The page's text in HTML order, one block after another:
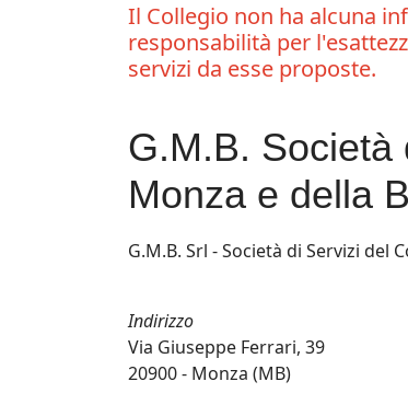
Il Collegio non ha alcuna
responsabilità per
servizi da esse proposte.
G.M.B. Società
Monza e della
G.M.B. Srl - Società di Servizi del
Indirizzo
Via Giuseppe Ferrari, 39
20900 - Monza (MB)